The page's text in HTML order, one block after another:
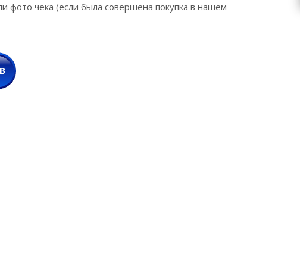
фото чека (если была совершена покупка в нашем